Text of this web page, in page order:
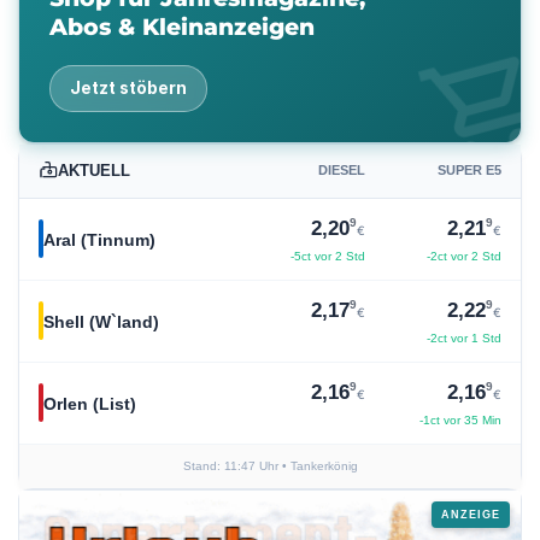
Abos & Kleinanzeigen
Jetzt stöbern
AKTUELL DIESEL SUPER E5
Aral (Tinnum) 2,209
€
-5ct vor 2 Std
2,219
€
-2ct vor 2 Std
Shell (W`land) 2,179
€ 2,229
€
-2ct vor 1 Std
Orlen (List) 2,169
€ 2,169
€
-1ct vor 35 Min
Stand: 11:47 Uhr• Tankerkönig